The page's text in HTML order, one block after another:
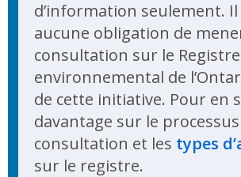
d’information seulement. Il
aucune obligation de
consultation sur le Registre
environnemental de
de cette initiative. Pour en
davantage sur le
consultation et les types
sur le registre.